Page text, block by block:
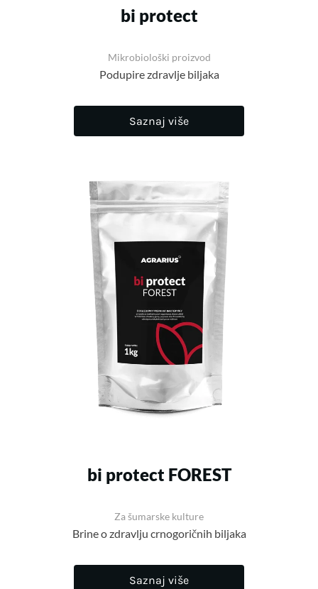
bi protect
Mikrobiološki proizvod
Podupire zdravlje biljaka
Saznaj više
bi protect FOREST
Za šumarske kulture
Brine o zdravlju crnogoričnih biljaka
Saznaj više